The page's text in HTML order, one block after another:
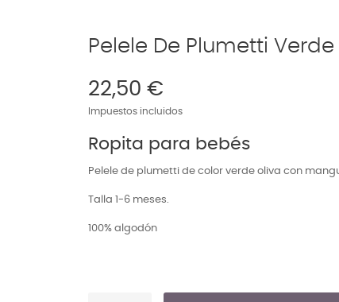
Pelele De Plumetti Verde
22,50 €
Impuestos incluidos
Ropita para bebés
Pelele de plumetti de color verde oliva con
Talla 1-6 meses.
100% algodón